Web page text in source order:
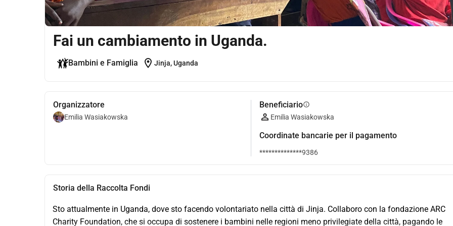
Fai un cambiamento in Uganda.
Bambini e Famiglia location_on Jinja, Uganda
Organizzatore
Emilia Wasiakowska
Beneficiarioinfo
Emilia Wasiakowska
Coordinate bancarie per il pagamento
**************9386
Storia della Raccolta Fondi
Sto attualmente in Uganda, dove sto facendo volontariato nella città di Jinja. Collaboro con la fondazione ARC
Charity Foundation, che si occupa di sostenere i bambini nelle regioni meno privilegiate della città, pagando le